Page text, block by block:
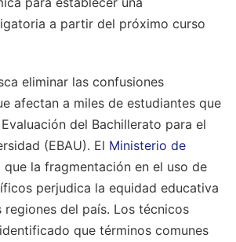
a partir del próximo curso
eliminar las confusiones
afectan a miles de estudiantes que
del Bachillerato para el
(EBAU). El Ministerio de
que la fragmentación en el uso de
perjudica la equidad educativa
del país. Los técnicos
que términos comunes